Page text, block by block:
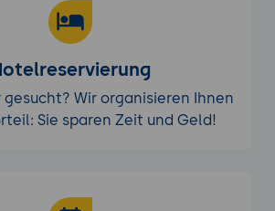
Wir organisieren Ihnen
Sie sparen Zeit und Geld!